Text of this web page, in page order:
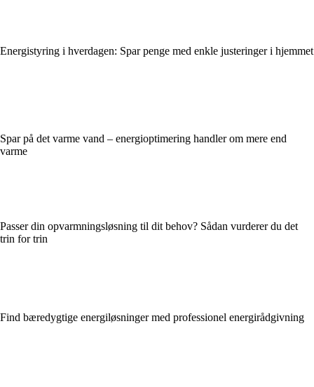
Energistyring i hverdagen: Spar penge med enkle justeringer i hjemmet
Spar på det varme vand – energioptimering handler om mere end
varme
Passer din opvarmningsløsning til dit behov? Sådan vurderer du det
trin for trin
Find bæredygtige energiløsninger med professionel energirådgivning